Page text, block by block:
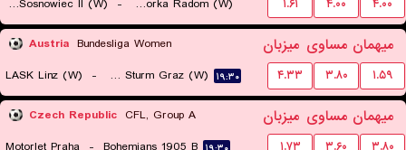
Czarni Sosnowiec II (W) - Sportowa Czworka Radom (W)
۱۹:۳۰
۱.۶۱ ۴.۰۰ ۴.۰۰
Austria Bundesliga Women میزبان مساوی میهمان
LASK Linz (W) - SK Sturm Graz (W) ۱۹:۳۰ ۴.۳۳ ۳.۸۰ ۱.۵۹
Czech Republic CFL, Group A میزبان مساوی میهمان